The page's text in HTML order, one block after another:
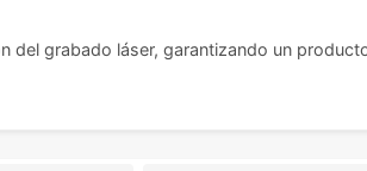
del grabado láser, garantizando un